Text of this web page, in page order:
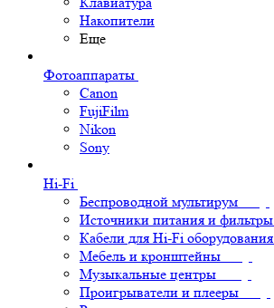
Накопители
Еще
Фотоаппараты
Canon
FujiFilm
Nikon
Sony
Hi-Fi
Беспроводной мультирум
Источники питания и фильтры
Кабели для Hi-Fi оборудования
Мебель и кронштейны
Музыкальные центры
Проигрыватели и плееры